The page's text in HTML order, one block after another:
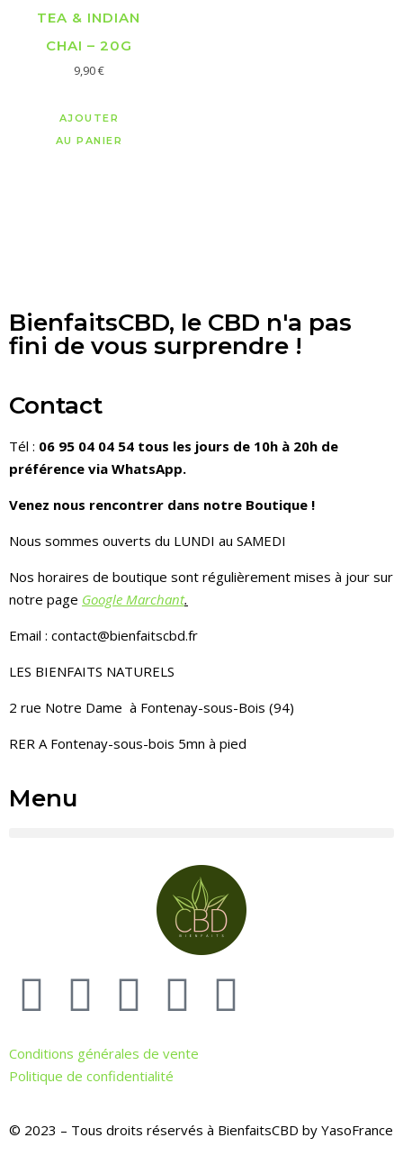
TEA & INDIAN
CHAI – 20G
9,90€
AJOUTER
AU PANIER
BienfaitsCBD, le CBD n'a pas
fini de vous surprendre !
Contact
Tél : 06 95 04 04 54 tous les jours de 10h à 20h de
préférence via WhatsApp.
Venez nous rencontrer dans notre Boutique !
Nous sommes ouverts du LUNDI au SAMEDI
Nos horaires de boutique sont régulièrement mises à jour sur
notre page Google Marchant.
Email : contact@bienfaitscbd.fr
LES BIENFAITS NATURELS
2 rue Notre Dame à Fontenay-sous-Bois (94)
RER A Fontenay-sous-bois 5mn à pied
Menu
Conditions générales de vente
Politique de confidentialité
© 2023 – Tous droits réservés à BienfaitsCBD by YasoFrance